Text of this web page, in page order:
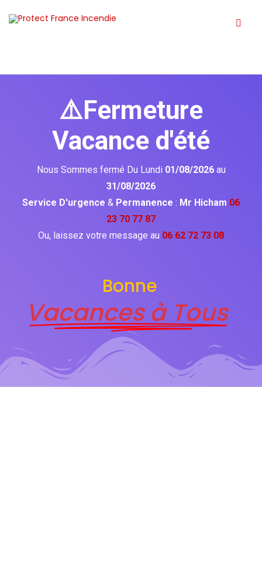
⚠️Fermeture
Vacance d'été
Nous Sommes fermé Du Lundi 01/08/2026 au
31/08/2026
Service D'urgence & Permanence : Mr Hicham 06
23 70 77 87
Ou, laissez votre message au 06 62 72 73 08
Bonne
Vacances à Tous